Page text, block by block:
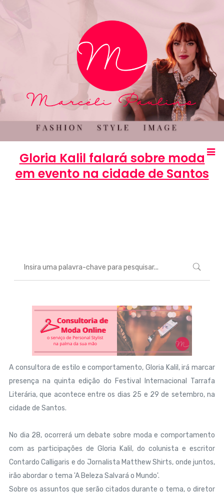
Gloria Kalil falará sobre moda
em evento na cidade de Santos
A consultora de estilo e comportamento, Gloria Kalil, irá marcar
presença na quinta edição do Festival Internacional Tarrafa
Literária, que acontece entre os dias 25 e 29 de setembro, na
cidade de Santos.
No dia 28, ocorrerá um debate sobre moda e comportamento
com as participações de Gloria Kalil, do colunista e escritor
Contardo Calligaris e do Jornalista Matthew Shirts, onde juntos,
irão abordar o tema 'A Beleza Salvará o Mundo'.
Sobre os assuntos que serão citados durante o tema, o diretor